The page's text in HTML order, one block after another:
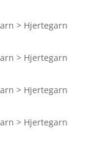
> Hjertegarn
> Hjertegarn
> Hjertegarn
> Hjertegarn